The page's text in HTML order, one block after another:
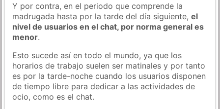
Y por contra, en el periodo que comprende la
madrugada hasta por la tarde del día siguiente,el
nivel de usuarios en el chat, por norma general es
menor.
Esto sucede así en todo el mundo, ya que los
horarios de trabajo suelen ser matinales y por tanto
es por la tarde-noche cuando los usuarios disponen
de tiempo libre para dedicar a las actividades de
ocio, como es el chat.